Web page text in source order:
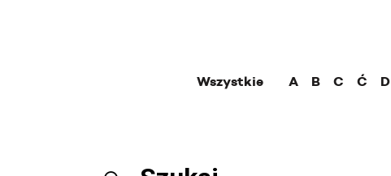
Wszystkie A B C Ć D